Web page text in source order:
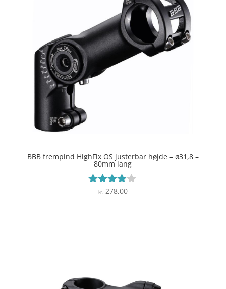
BBB frempind HighFix OS justerbar højde – ø31,8 –
80mm lang
Vurderet
kr.278,00